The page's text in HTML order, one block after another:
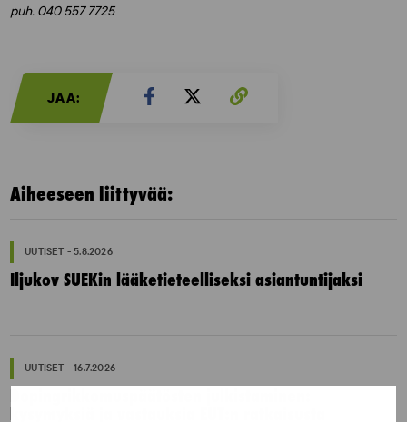
puh. 040 557 7725
JAA:
Aiheeseen liittyvää:
UUTISET - 5.8.2026
Iljukov SUEKin lääketieteelliseksi asiantuntijaksi
UUTISET - 16.7.2026
kysymyksiä ja vastauksia EUT:n ratkaisusta